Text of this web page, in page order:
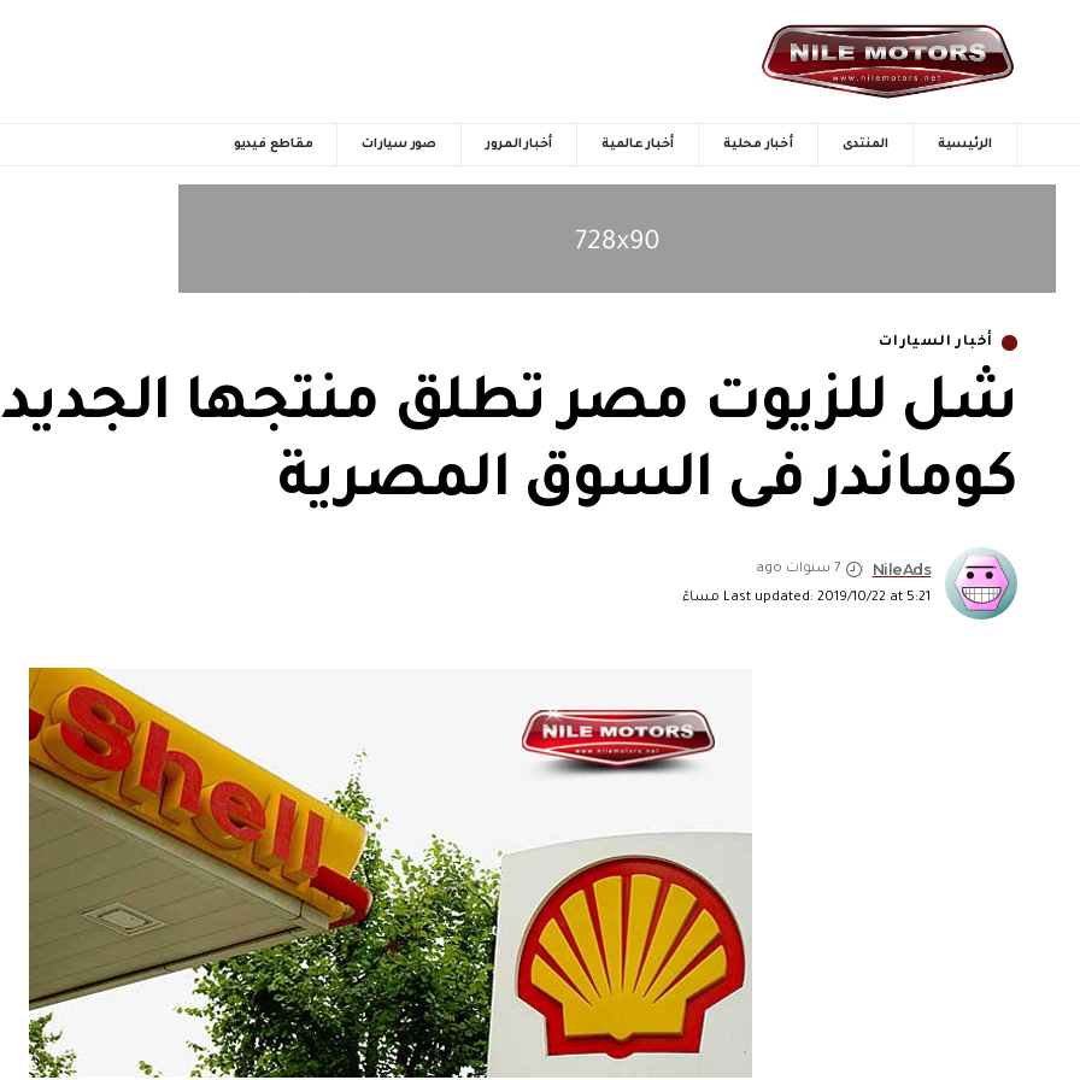
الرئيسية المنتدى أخبار محلية أخبار عالمية أخبار المرور صور سيارات مقاطع فيديو
أخبار السيارات
شل للزيوت مصر تطلق منتجها
كوماندر فى السوق المصرية
Last updated: 2019/10/22 at 5:21 مساءً
NileAds 7 سنوات ago